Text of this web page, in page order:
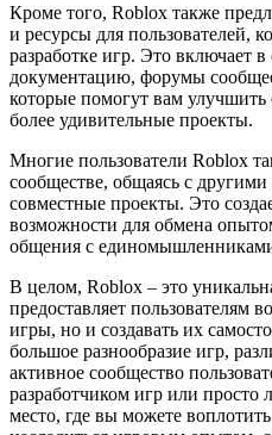
Кроме того, Roblox также
и ресурсы для пользователей,
разработке игр. Это включает
документацию, форумы
которые помогут вам
более удивительные проекты.
Многие пользователи Roblox
сообществе, общаясь с
совместные проекты. Это
возможности для обмена
общения с
В целом, Roblox – это
предоставляет пользователям
игры, но и создавать их
большое разнообразие игр,
активное сообщество
разработчиком игр или просто
место, где вы можете